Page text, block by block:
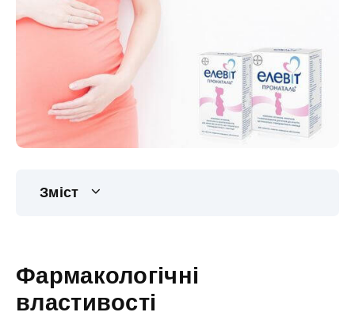
Зміст
Фармакологічні
властивості